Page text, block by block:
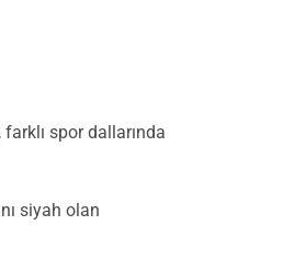
spor dallarında
siyah olan